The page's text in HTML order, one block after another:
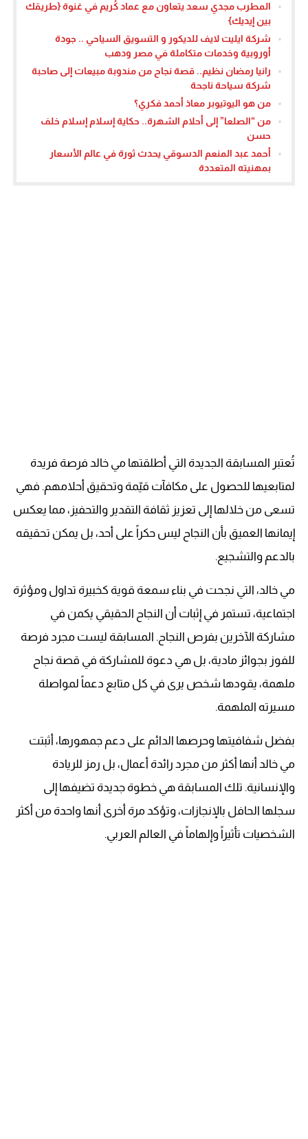
المطرب مجدي سعد يتعاون مع عماد كُريم في غنوة {طريقك
بين إيديك}
شركة ايليت لايف للديكور و التسويق السياحي .. جودة
أوروبية وخدمات متكاملة في مصر ودهب
رانيا رمضان نظيم.. قصة نجاح من مندوبة مبيعات إلى صاحبة
شركة سياحة ناجحة
من هو اليوتيوبر معاذ أحمد فكري؟
من “الصلعا” إلى أحلام الشهرة.. حكاية إسلام إسلام خلف
حسن
أحمد عبد المنعم الدسوقي يحدث ثورة في عالم الأسعار
بمهنيته المتعددة
تُعتبر المسابقة الجديدة التي أطلقتها مي خالد فرصة فريدة
لمتابعيها للحصول على مكافآت قيّمة وتحقيق أحلامهم. فهي
تسعى من خلالها إلى تعزيز ثقافة التقدير والتحفيز، مما يعكس
إيمانها العميق بأن النجاح ليس حكراً على أحد، بل يمكن تحقيقه
بالدعم والتشجيع.
مي خالد، التي نجحت في بناء سمعة قوية كخبيرة تداول ومؤثرة
اجتماعية، تستمر في إثبات أن النجاح الحقيقي يكمن في
مشاركة الآخرين بفرص النجاح. المسابقة ليست مجرد فرصة
للفوز بجوائز مادية، بل هي دعوة للمشاركة في قصة نجاح
ملهمة، يقودها شخص يرى في كل متابع دعماً لمواصلة
مسيرته الملهمة.
بفضل شفافيتها وحرصها الدائم على دعم جمهورها، أثبتت
مي خالد أنها أكثر من مجرد رائدة أعمال، بل رمز للريادة
والإنسانية. تلك المسابقة هي خطوة جديدة تضيفها إلى
سجلها الحافل بالإنجازات، وتؤكد مرة أخرى أنها واحدة من أكثر
الشخصيات تأثيراً وإلهاماً في العالم العربي.